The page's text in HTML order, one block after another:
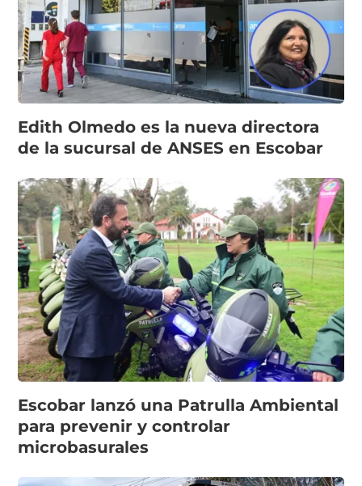
Edith Olmedo es la nueva directora
de la sucursal de ANSES en Escobar
Escobar lanzó una Patrulla Ambiental
para prevenir y controlar
microbasurales